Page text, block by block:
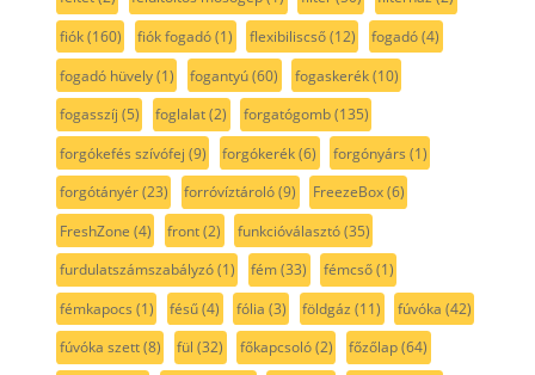
fiók(160) fiók fogadó(1) flexibiliscső(12) fogadó(4)
fogadó hüvely(1) fogantyú(60) fogaskerék(10)
fogasszíj (5) foglalat(2) forgatógomb(135)
forgókefés szívófej (9) forgókerék(6) forgónyárs (1)
forgótányér(23) forróvíztároló(9) FreezeBox(6)
FreshZone (4) front(2) funkcióválasztó(35)
furdulatszámszabályzó(1) fém(33) fémcső(1)
fémkapocs (1) fésű(4) fólia (3) földgáz (11) fúvóka (42)
fúvóka szett(8) fül (32) főkapcsoló(2) főzőlap(64)